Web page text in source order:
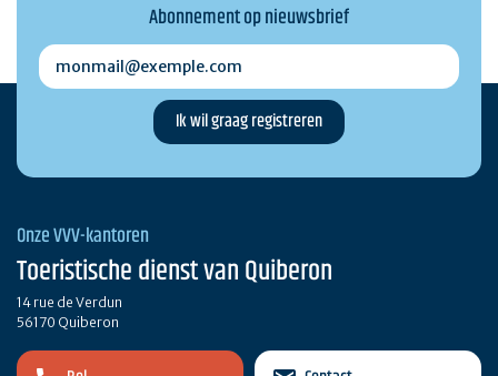
Abonnement op nieuwsbrief
monmail@exemple.com
Onze VVV-kantoren
Toeristische dienst van Quiberon
14 rue de Verdun
56170 Quiberon